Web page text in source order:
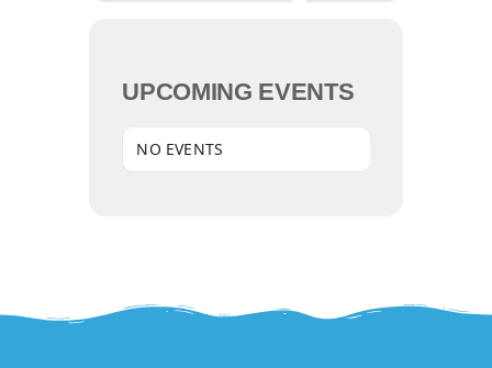
UPCOMING EVENTS
NO EVENTS